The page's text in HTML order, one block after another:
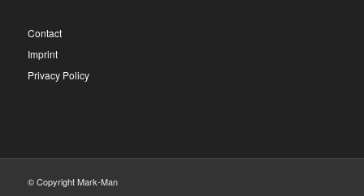
Contact
Imprint
Privacy Policy
© Copyright Mark-Man